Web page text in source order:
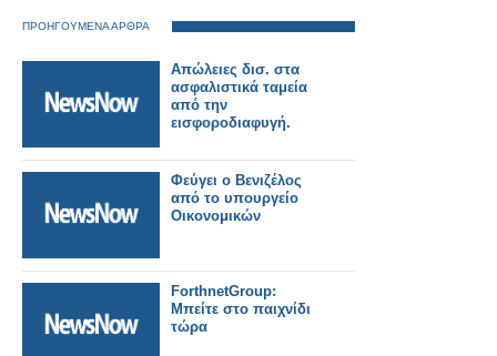
ΠΡΟΗΓΟΥΜΕΝΑ ΑΡΘΡΑ
Απώλειες δισ. στα
ασφαλιστικά ταμεία
από την
εισφοροδιαφυγή.
Φεύγει ο Βενιζέλος
από το υπουργείο
Οικονομικών
ForthnetGroup:
Μπείτε στο παιχνίδι
τώρα